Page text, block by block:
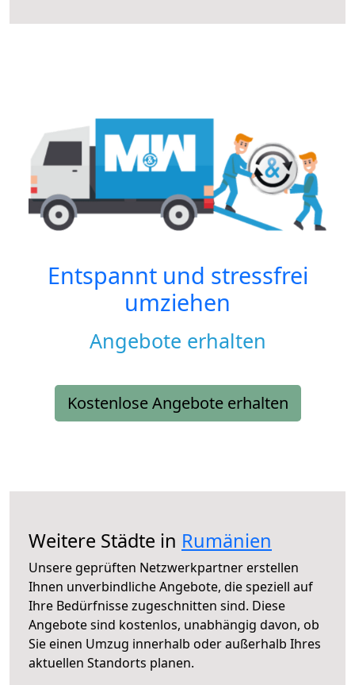
Entspannt und stressfrei
umziehen
Angebote erhalten
Kostenlose Angebote erhalten
Weitere Städte in Rumänien
Unsere geprüften Netzwerkpartner erstellen
Ihnen unverbindliche Angebote, die speziell auf
Ihre Bedürfnisse zugeschnitten sind. Diese
Angebote sind kostenlos, unabhängig davon, ob
Sie einen Umzug innerhalb oder außerhalb Ihres
aktuellen Standorts planen.